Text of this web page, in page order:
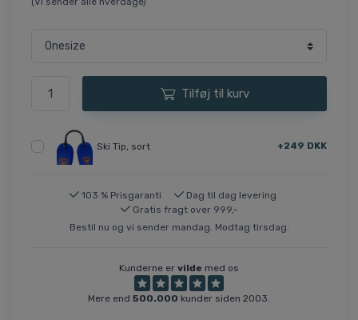
Tilføj til kurv
Ski Tip, sort +249 DKK
103 % Prisgaranti
Dag til dag levering
Gratis fragt over 999,-
Bestil nu og vi sender mandag. Modtag tirsdag.
Kunderne er vilde med os
Mere end 500.000 kunder siden 2003.